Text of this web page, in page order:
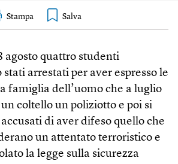
Stampa
agosto quattro studenti
arrestati per aver espresso le
famiglia dell’uomo che a luglio
coltello un poliziotto e poi si
di aver difeso quello che
un attentato terroristico e
la legge sulla sicurezza